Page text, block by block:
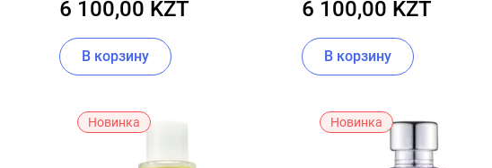
6 100,00 KZT
В корзину
6 100,00 KZT
В корзину
Новинка Новинка